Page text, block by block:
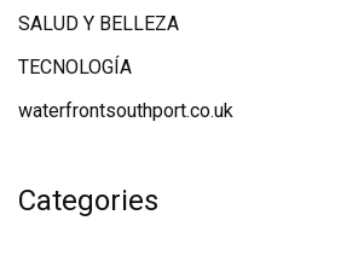
SALUD Y BELLEZA
TECNOLOGÍA
waterfrontsouthport.co.uk
Categories